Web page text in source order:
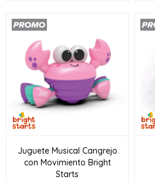
Juguete Musical Cangrejo
con Movimiento Bright
Starts